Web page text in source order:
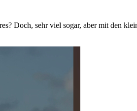
Doch, sehr viel sogar, aber mit den